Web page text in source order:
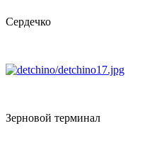
Сердечко
Зерновой терминал